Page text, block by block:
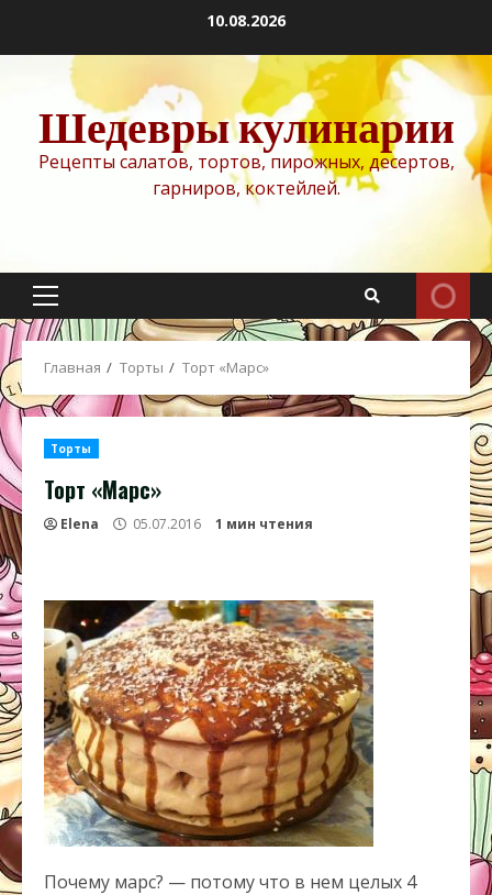
содержимому
10.08.2026
Шедевры кулинарии
Рецепты салатов, тортов, пирожных, десертов,
гарниров, коктейлей.
Основное
меню
Главная Торты Торт «Марс»
Торты
Торт «Марс»
Elena 05.07.2016 1 мин чтения
Почему марс? — потому что в нем целых 4